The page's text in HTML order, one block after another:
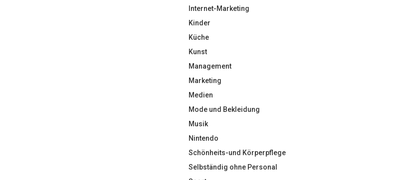
Internet-Marketing
Kinder
Küche
Kunst
Management
Marketing
Medien
Mode und Bekleidung
Musik
Nintendo
Schönheits-und Körperpflege
Selbständig ohne Personal